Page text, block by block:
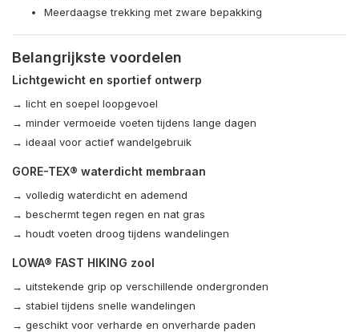
Meerdaagse trekking met zware bepakking
Belangrijkste voordelen
Lichtgewicht en sportief ontwerp
→ licht en soepel loopgevoel
→ minder vermoeide voeten tijdens lange dagen
→ ideaal voor actief wandelgebruik
GORE-TEX® waterdicht membraan
→ volledig waterdicht en ademend
→ beschermt tegen regen en nat gras
→ houdt voeten droog tijdens wandelingen
LOWA® FAST HIKING zool
→ uitstekende grip op verschillende ondergronden
→ stabiel tijdens snelle wandelingen
→ geschikt voor verharde en onverharde paden